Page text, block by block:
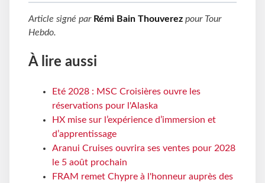
Article signé par Rémi Bain Thouverez pour Tour
Hebdo.
À lire aussi
Eté 2028 : MSC Croisières ouvre les
réservations pour l'Alaska
HX mise sur l’expérience d’immersion et
d’apprentissage
Aranui Cruises ouvrira ses ventes pour 2028
le 5 août prochain
FRAM remet Chypre à l'honneur auprès des